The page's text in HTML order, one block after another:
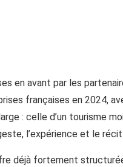
en avant par les
françaises en 2024,
: celle d’un tourisme
l’expérience et le récit
déjà fortement